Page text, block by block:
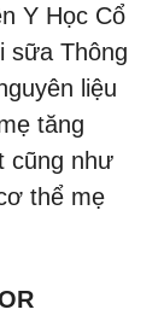
Y Học Cổ
sữa Thông
liệu
tăng
cũng như
thể mẹ